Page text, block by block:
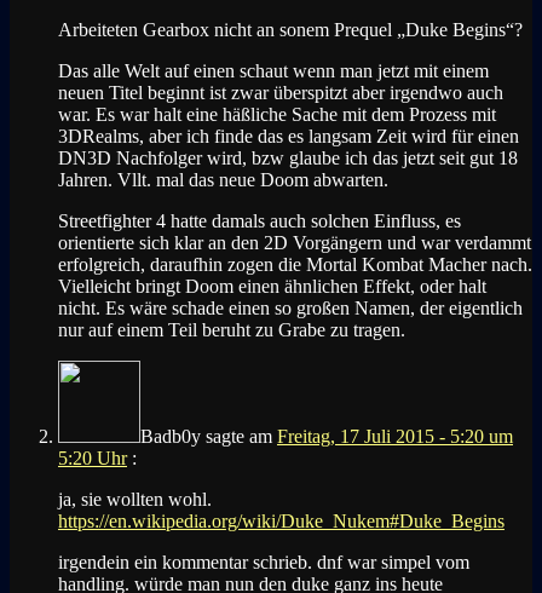
Arbeiteten Gearbox nicht an sonem Prequel „Duke Begins“?
Das alle Welt auf einen schaut wenn man jetzt mit einem
neuen Titel beginnt ist zwar überspitzt aber irgendwo auch
war. Es war halt eine häßliche Sache mit dem Prozess mit
3DRealms, aber ich finde das es langsam Zeit wird für einen
DN3D Nachfolger wird, bzw glaube ich das jetzt seit gut 18
Jahren. Vllt. mal das neue Doom abwarten.
Streetfighter 4 hatte damals auch solchen Einfluss, es
orientierte sich klar an den 2D Vorgängern und war verdammt
erfolgreich, daraufhin zogen die Mortal Kombat Macher nach.
Vielleicht bringt Doom einen ähnlichen Effekt, oder halt
nicht. Es wäre schade einen so großen Namen, der eigentlich
nur auf einem Teil beruht zu Grabe zu tragen.
Badb0y sagte am Freitag, 17 Juli 2015 - 5:20 um
5:20 Uhr :
ja, sie wollten wohl.
https://en.wikipedia.org/wiki/Duke_Nukem#Duke_Begins
irgendein ein kommentar schrieb. dnf war simpel vom
handling. würde man nun den duke ganz ins heute